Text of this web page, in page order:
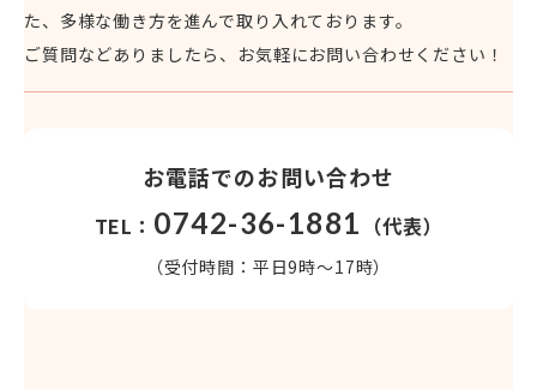
た、多様な働き方を進んで取り入れております。
ご質問などありましたら、お気軽にお問い合わせください！
お電話でのお問い合わせ
TEL： 0742-36-1881 （代表）
（受付時間：平日9時～17時）